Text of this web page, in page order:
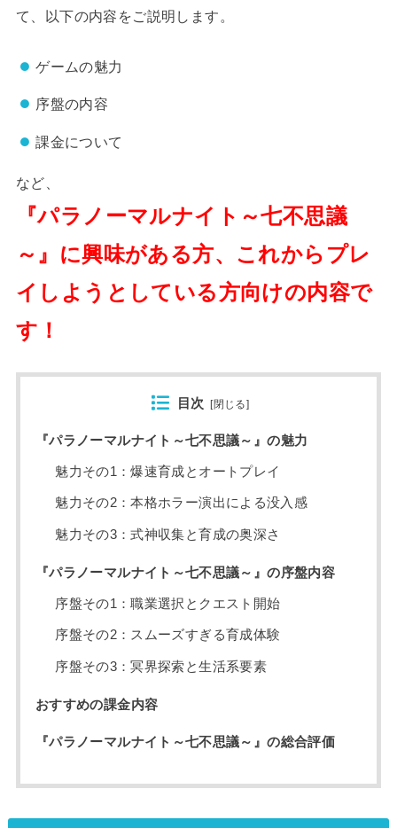
て、以下の内容をご説明します。
ゲームの魅力
序盤の内容
課金について
など、
『パラノーマルナイト～七不思議
～』に興味がある方、これからプレ
イしようとしている方向けの内容で
す！
目次 [閉じる]
『パラノーマルナイト～七不思議～』の魅力
魅力その1：爆速育成とオートプレイ
魅力その2：本格ホラー演出による没入感
魅力その3：式神収集と育成の奥深さ
『パラノーマルナイト～七不思議～』の序盤内容
序盤その1：職業選択とクエスト開始
序盤その2：スムーズすぎる育成体験
序盤その3：冥界探索と生活系要素
おすすめの課金内容
『パラノーマルナイト～七不思議～』の総合評価